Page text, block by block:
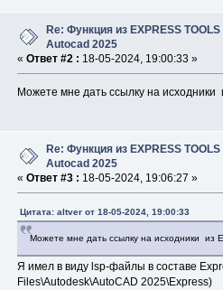
Re: Функция из EXPRESS TOOLS
Autocad 2025
« Ответ #2 : 18-05-2024, 19:00:33 »
Можете мне дать ссылку на
Re: Функция из EXPRESS TOOLS
Autocad 2025
« Ответ #3 : 18-05-2024, 19:06:27 »
Цитата: altver от 18-05-2024, 19:00:33
Можете мне дать ссылку на исходники из
Я имел в виду lsp-файлы в составе
Files\Autodesk\AutoCAD 2025\Express)